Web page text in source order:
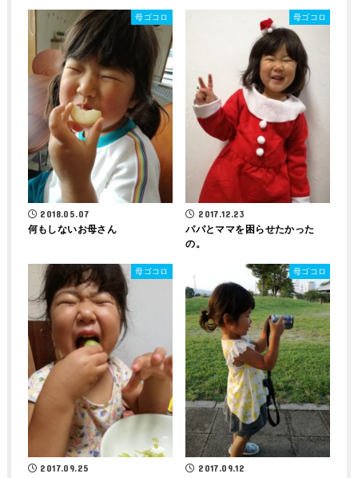
母ゴコロ
2018.05.07
何もしないお母さん
母ゴコロ
2017.12.23
パパとママを困らせたかった
の。
母ゴコロ
2017.09.25
母ゴコロ
2017.09.12